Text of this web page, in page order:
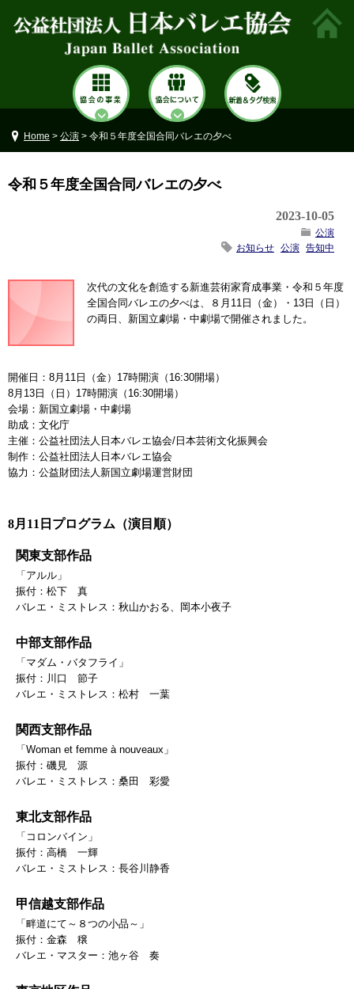
Home > 公演 > 令和５年度全国合同バレエの夕べ
令和５年度全国合同バレエの夕べ
2023-10-05
公演
お知らせ 公演 告知中
次代の文化を創造する新進芸術家育成事業・令和５年度
全国合同バレエの夕べは、８月11日（金）・13日（日）
の両日、新国立劇場・中劇場で開催されました。
開催日：8月11日（金）17時開演（16:30開場）
8月13日（日）17時開演（16:30開場）
会場：新国立劇場・中劇場
助成：文化庁
主催：公益社団法人日本バレエ協会/日本芸術文化振興会
制作：公益社団法人日本バレエ協会
協力：公益財団法人新国立劇場運営財団
8月11日プログラム（演目順）
関東支部作品
「アルル」
振付：松下 真
バレエ・ミストレス：秋山かおる、岡本小夜子
中部支部作品
「マダム・バタフライ」
振付：川口 節子
バレエ・ミストレス：松村 一葉
関西支部作品
「Woman et femme à nouveaux」
振付：磯見 源
バレエ・ミストレス：桑田 彩愛
東北支部作品
「コロンバイン」
振付：高橋 一輝
バレエ・ミストレス：長谷川静香
甲信越支部作品
「畔道にて～８つの小品～」
振付：金森 穣
バレエ・マスター：池ヶ谷 奏